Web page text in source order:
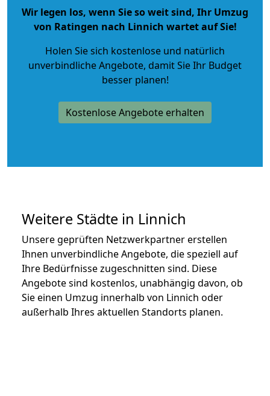
Wir legen los, wenn Sie so weit sind, Ihr Umzug
von Ratingen nach Linnich wartet auf Sie!
Holen Sie sich kostenlose und natürlich
unverbindliche Angebote, damit Sie Ihr Budget
besser planen!
Kostenlose Angebote erhalten
Weitere Städte in Linnich
Unsere geprüften Netzwerkpartner erstellen
Ihnen unverbindliche Angebote, die speziell auf
Ihre Bedürfnisse zugeschnitten sind. Diese
Angebote sind kostenlos, unabhängig davon, ob
Sie einen Umzug innerhalb von Linnich oder
außerhalb Ihres aktuellen Standorts planen.